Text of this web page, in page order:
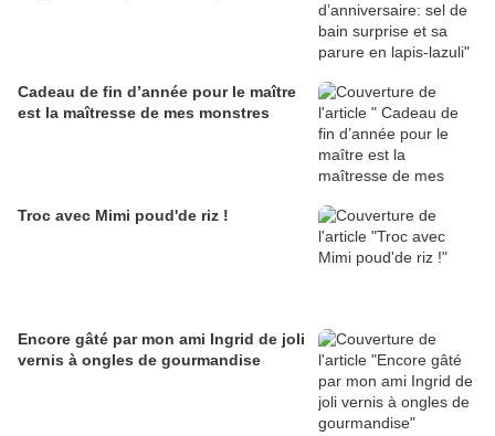
Cadeau de fin d’année pour le maître
est la maîtresse de mes monstres
Troc avec Mimi poud'de riz !
Encore gâté par mon ami Ingrid de joli
vernis à ongles de gourmandise